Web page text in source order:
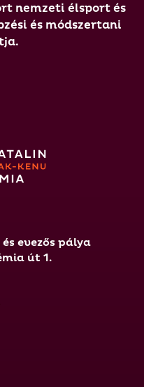
nemzeti élsport és
és módszertani
evezős pálya
út 1.